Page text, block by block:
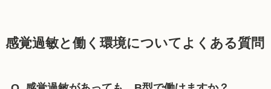
感覚過敏と働く環境についてよくある質問